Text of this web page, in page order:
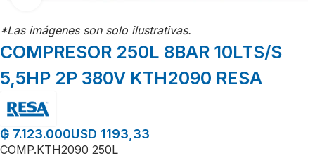
*Las imágenes son solo ilustrativas.
COMPRESOR 250L 8BAR 10LTS/S
5,5HP 2P 380V KTH2090 RESA
₲ 7.123.000USD 1193,33
COMP.KTH2090 250L